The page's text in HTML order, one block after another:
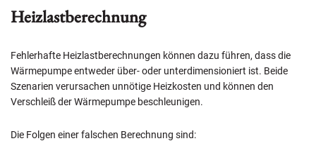
Heizlastberechnung
Fehlerhafte Heizlastberechnungen können dazu führen, dass die
Wärmepumpe entweder über- oder unterdimensioniert ist. Beide
Szenarien verursachen unnötige Heizkosten und können den
Verschleiß der Wärmepumpe beschleunigen.
Die Folgen einer falschen Berechnung sind: